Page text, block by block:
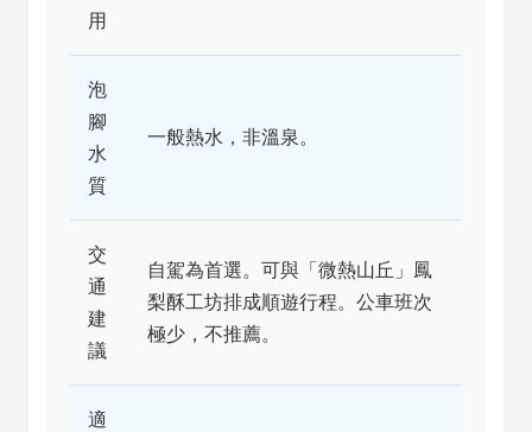
用
泡
腳
水
質
一般熱水，非溫泉。
交
通
建
議
自駕為首選。可與「微熱山丘」鳳
梨酥工坊排成順遊行程。公車班次
極少，不推薦。
適